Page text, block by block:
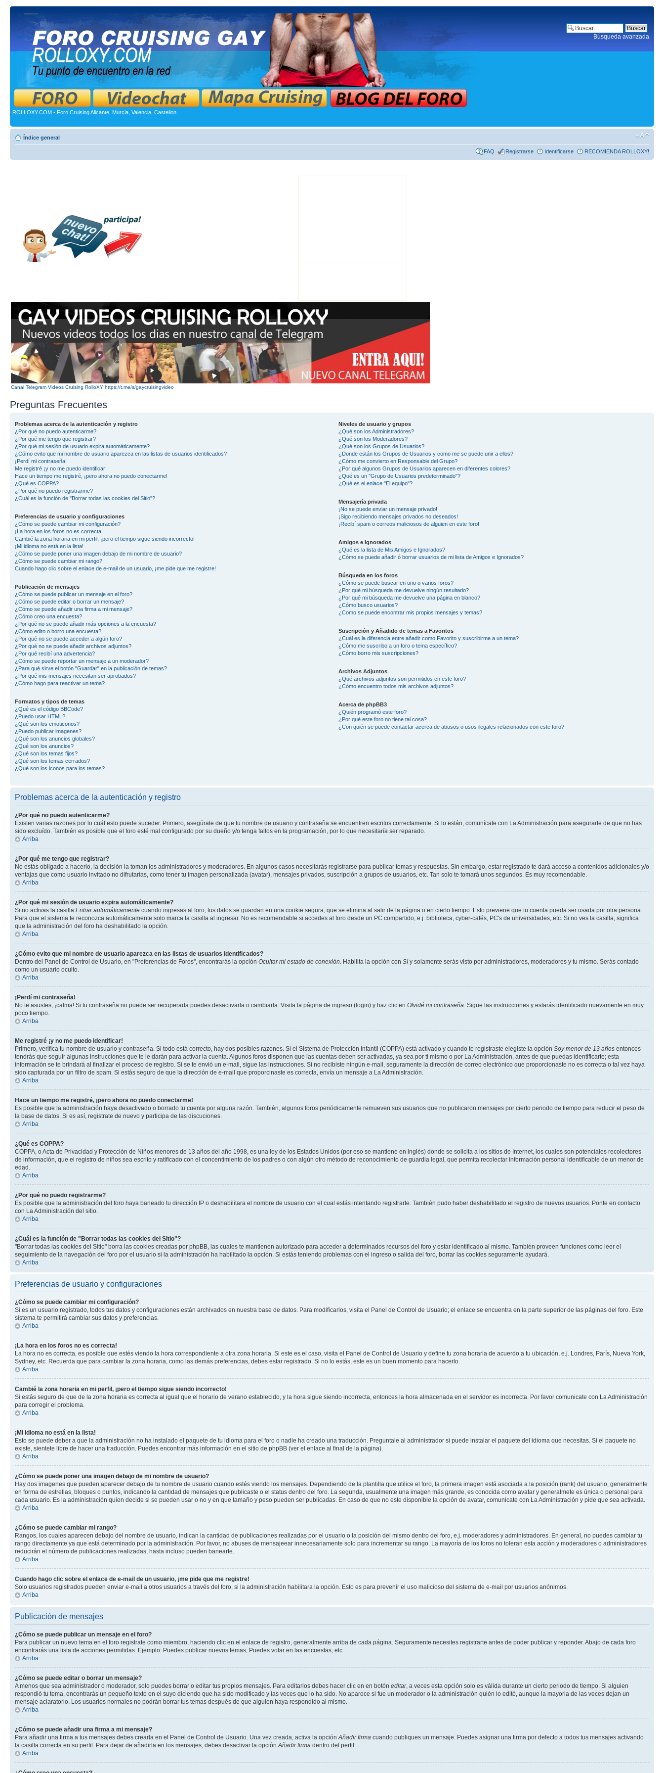
ROLLOXY.COM - Foro Cruising Alicante, Murcia, Valencia, Castellon...
Búsqueda avanzada
Índice general
FAQ Registrarse Identificarse RECOMIENDA ROLLOXY!
Canal Telegram Videos Cruising RolloXY https://t.me/s/gaycruisingvideo
Preguntas Frecuentes
Problemas acerca de la autenticación y registro
¿Por qué no puedo autenticarme?
¿Por qué me tengo que registrar?
¿Por qué mi sesión de usuario expira automáticamente?
¿Cómo evito que mi nombre de usuario aparezca en las listas de usuarios identificados?
¡Perdí mi contraseña!
Me registré ¡y no me puedo identificar!
Hace un tiempo me registré, ¡pero ahora no puedo conectarme!
¿Qué es COPPA?
¿Por qué no puedo registrarme?
¿Cuál es la función de "Borrar todas las cookies del Sitio"?
Preferencias de usuario y configuraciones
¿Cómo se puede cambiar mi configuración?
¡La hora en los foros no es correcta!
Cambié la zona horaria en mi perfil, ¡pero el tiempo sigue siendo incorrecto!
¡Mi idioma no está en la lista!
¿Cómo se puede poner una imagen debajo de mi nombre de usuario?
¿Cómo se puede cambiar mi rango?
Cuando hago clic sobre el enlace de e-mail de un usuario, ¡me pide que me registre!
Publicación de mensajes
¿Cómo se puede publicar un mensaje en el foro?
¿Cómo se puede editar o borrar un mensaje?
¿Cómo se puede añadir una firma a mi mensaje?
¿Cómo creo una encuesta?
¿Por qué no se puede añadir más opciones a la encuesta?
¿Cómo edito o borro una encuesta?
¿Por qué no se puede acceder a algún foro?
¿Por qué no se puede añadir archivos adjuntos?
¿Por qué recibí una advertencia?
¿Cómo se puede reportar un mensaje a un moderador?
¿Para qué sirve el botón "Guardar" en la publicación de temas?
¿Por qué mis mensajes necesitan ser aprobados?
¿Cómo hago para reactivar un tema?
Formatos y tipos de temas
¿Qué es el código BBCode?
¿Puedo usar HTML?
¿Qué son los emoticonos?
¿Puedo publicar imagenes?
¿Qué son los anuncios globales?
¿Qué son los anuncios?
¿Qué son los temas fijos?
¿Qué son los temas cerrados?
¿Qué son los iconos para los temas?
Niveles de usuario y grupos
¿Qué son los Administradores?
¿Qué son los Moderadores?
¿Qué son los Grupos de Usuarios?
¿Donde están los Grupos de Usuarios y como me se puede unir a ellos?
¿Cómo me convierto en Responsable del Grupo?
¿Por qué algunos Grupos de Usuarios aparecen en diferentes colores?
¿Qué es un "Grupo de Usuarios predeterminado"?
¿Qué es el enlace "El equipo"?
Mensajería privada
¡No se puede enviar un mensaje privado!
¡Sigo recibiendo mensajes privados no deseados!
¡Recibí spam o correos maliciosos de alguien en este foro!
Amigos e Ignorados
¿Qué es la lista de Mis Amigos e Ignorados?
¿Cómo se puede añadir ó borrar usuarios de mi lista de Amigos e Ignorados?
Búsqueda en los foros
¿Cómo se puede buscar en uno o varios foros?
¿Por qué mi búsqueda me devuelve ningún resultado?
¿Por qué mi búsqueda me devuelve una página en blanco?
¿Cómo busco usuarios?
¿Como se puede encontrar mis propios mensajes y temas?
Suscripción y Añadido de temas a Favoritos
¿Cuál es la diferencia entre añadir como Favorito y suscribirme a un tema?
¿Cómo me suscribo a un foro o tema específico?
¿Cómo borro mis suscripciones?
Archivos Adjuntos
¿Qué archivos adjuntos son permitidos en este foro?
¿Cómo encuentro todos mis archivos adjuntos?
Acerca de phpBB3
¿Quién programó este foro?
¿Por qué este foro no tiene tal cosa?
¿Con quién se puede contactar acerca de abusos o usos ilegales relacionados con este foro?
Problemas acerca de la autenticación y registro
¿Por qué no puedo autenticarme?
Existen varias razones por lo cuál esto puede suceder. Primero, asegúrate de que tu nombre de usuario y contraseña se encuentren escritos correctamente. Si lo están, comunícate con La Administración para asegurarte de que no has
sido excluído. También es posible que el foro esté mal configurado por su dueño y/o tenga fallos en la programación, por lo que necesitaría ser reparado.
Arriba
¿Por qué me tengo que registrar?
No estás obligado a hacerlo, la decisión la toman los administradores y moderadores. En algunos casos necesitarás registrarse para publicar temas y respuestas. Sin embargo, estar registrado te dará acceso a contenidos adicionales y/o
ventajas que como usuario invitado no difrutarías, como tener tu imagen personalizada (avatar), mensajes privados, suscripción a grupos de usuarios, etc. Tan solo te tomará unos segundos. Es muy recomendable.
Arriba
¿Por qué mi sesión de usuario expira automáticamente?
Si no activas la casilla Entrar automáticamente cuando ingresas al foro, tus datos se guardan en una cookie segura, que se elimina al salir de la página o en cierto tiempo. Esto previene que tu cuenta pueda ser usada por otra persona.
Para que el sistema te reconozca automáticamente solo marca la casilla al ingresar. No es recomendable si accedes al foro desde un PC compartido, e.j. biblioteca, cyber-cafés, PC's de universidades, etc. Si no ves la casilla, significa
que la administración del foro ha deshabilitado la opción.
Arriba
¿Cómo evito que mi nombre de usuario aparezca en las listas de usuarios identificados?
Dentro del Panel de Control de Usuario, en "Preferencias de Foros", encontrarás la opción Ocultar mi estado de conexión . Habilita la opción con SI y solamente serás visto por administradores, moderadores y tu mismo. Serás contado
como un usuario oculto.
Arriba
¡Perdí mi contraseña!
No te asustes, ¡calma! Si tu contraseña no puede ser recuperada puedes desactivarla o cambiarla. Visita la página de ingreso (login) y haz clic en Olvidé mi contraseña . Sigue las instrucciones y estarás identificado nuevamente en muy
poco tiempo.
Arriba
Me registré ¡y no me puedo identificar!
Primero, verifica tu nombre de usuario y contraseña. Si todo está correcto, hay dos posibles razones. Si el Sistema de Protección Infantil (COPPA) está activado y cuando te registraste elegiste la opción Soy menor de 13 años entonces
tendrás que seguir algunas instrucciones que te le darán para activar la cuenta. Algunos foros disponen que las cuentas deben ser activadas, ya sea por ti mismo o por La Administración, antes de que puedas identificarte; esta
información se te brindará al finalizar el proceso de registro. Si se te envió un e-mail, sigue las instrucciones. Si no recibiste ningún e-mail, seguramente la dirección de correo electrónico que proporcionaste no es correcta o tal vez haya
sido capturada por un filtro de spam. Si estás seguro de que la dirección de e-mail que proporcinaste es correcta, envía un mensaje a La Administración.
Arriba
Hace un tiempo me registré, ¡pero ahora no puedo conectarme!
Es posible que la administración haya desactivado o borrado tu cuenta por alguna razón. También, algunos foros periódicamente remueven sus usuarios que no publicaron mensajes por cierto periodo de tiempo para reducir el peso de
la base de datos. Si es así, registrate de nuevo y participa de las discuciones.
Arriba
¿Qué es COPPA?
COPPA, o Acta de Privacidad y Protección de Niños menores de 13 años del año 1998, es una ley de los Estados Unidos (por eso se mantiene en inglés) donde se solicita a los sitios de Internet, los cuales son potenciales recolectores
de información, que el registro de niños sea escrito y ratificado con el concentimiento de los padres o con algún otro método de reconocimiento de guardia legal, que permita recolectar información personal identificable de un menor de
edad.
Arriba
¿Por qué no puedo registrarme?
Es posible que la administración del foro haya baneado tu dirección IP o deshabilitara el nombre de usuario con el cual estás intentando registrarte. También pudo haber deshabilitado el registro de nuevos usuarios. Ponte en contacto
con La Administración del sitio.
Arriba
¿Cuál es la función de "Borrar todas las cookies del Sitio"?
"Borrar todas las cookies del Sitio" borra las cookies creadas por phpBB, las cuales te mantienen autorizado para acceder a determinados recursos del foro y estar identificado al mismo. También proveen funciones como leer el
seguimiento de la navegación del foro por el usuario si la administración ha habilitado la opción. Si estás teniendo problemas con el ingreso o salida del foro, borrar las cookies seguramente ayudará.
Arriba
Preferencias de usuario y configuraciones
¿Cómo se puede cambiar mi configuración?
Si es un usuario registrado, todos tus datos y configuraciones están archivados en nuestra base de datos. Para modificarlos, visita el Panel de Control de Usuario; el enlace se encuentra en la parte superior de las páginas del foro. Este
sistema te permitirá cambiar sus datos y preferencias.
Arriba
¡La hora en los foros no es correcta!
La hora no es correcta, es posible que estés viendo la hora correspondiente a otra zona horaria. Si este es el caso, visita el Panel de Control de Usuario y define tu zona horaria de acuerdo a tu ubicación, e.j. Londres, París, Nueva York,
Sydney, etc. Recuerda que para cambiar la zona horaria, como las demás preferencias, debes estar registrado. Si no lo estás, este es un buen momento para hacerlo.
Arriba
Cambié la zona horaria en mi perfil, ¡pero el tiempo sigue siendo incorrecto!
Si estás seguro de que de la zona horaria es correcta al igual que el horario de verano establecido, y la hora sigue siendo incorrecta, entonces la hora almacenada en el servidor es incorrecta. Por favor comunicate con La Administración
para corregir el problema.
Arriba
¡Mi idioma no está en la lista!
Esto se puede deber a que la administración no ha instalado el paquete de tu idioma para el foro o nadie ha creado una traducción. Preguntale al administrador si puede instalar el paquete del idioma que necesitas. Si el paquete no
existe, sientete libre de hacer una traducción. Puedes encontrar más información en el sitio de phpBB (ver el enlace al final de la página).
Arriba
¿Cómo se puede poner una imagen debajo de mi nombre de usuario?
Hay dos imagenes que pueden aparecer debajo de tu nombre de usuario cuando estés viendo los mensajes. Dependiendo de la plantilla que utilice el foro, la primera imagen está asociada a la posición (rank) del usuario, generalmente
en forma de estrellas, bloques o puntos, indicando la cantidad de mensajes que publicaste o el status dentro del foro. La segunda, usualmente una imagen más grande, es conocida como avatar y generalmete es única o personal para
cada usuario. Es la administración quien decide si se pueden usar o no y en que tamaño y peso pueden ser publicadas. En caso de que no este disponible la opción de avatar, comunicate con La Administración y pide que sea activada.
Arriba
¿Cómo se puede cambiar mi rango?
Rangos, los cuales aparecen debajo del nombre de usuario, indican la cantidad de publicaciones realizadas por el usuario o la posición del mismo dentro del foro, e.j. moderadores y administradores. En general, no puedes cambiar tu
rango directamente ya que está determinado por la administración. Por favor, no abuses de mensajeear innecesariamente solo para incrementar su rango. La mayoría de los foros no toleran esta acción y moderadores o administradores
reducirán el número de publicaciones realizadas, hasta incluso pueden banearte.
Arriba
Cuando hago clic sobre el enlace de e-mail de un usuario, ¡me pide que me registre!
Solo usuarios registrados pueden enviar e-mail a otros usuarios a través del foro, si la administración habilitara la opción. Esto es para prevenir el uso malicioso del sistema de e-mail por usuarios anónimos.
Arriba
Publicación de mensajes
¿Cómo se puede publicar un mensaje en el foro?
Para publicar un nuevo tema en el foro registrate como miembro, haciendo clic en el enlace de registro, generalmente arriba de cada página. Seguramente necesites registrarte antes de poder publicar y reponder. Abajo de cada foro
encontrarás una lista de acciones permitidas. Ejemplo: Puedes publicar nuevos temas, Puedes votar en las encuestas, etc.
Arriba
¿Cómo se puede editar o borrar un mensaje?
A menos que sea administrador o moderador, solo puedes borrar o editar tus propios mensajes. Para editarlos debes hacer clic en en botón editar, a veces esta opción solo es válida durante un cierto periodo de tiempo. Si alguien
respondió tu tema, encontrarás un pequeño texto en el suyo diciendo que ha sido modificado y las veces que lo ha sido. No aparece si fue un moderador o la administración quién lo editó, aunque la mayoria de las veces dejan un
mensaje aclaratorio. Los usuarios normales no podrán borrar tus temas después de que alguien haya respondido al mismo.
Arriba
¿Cómo se puede añadir una firma a mi mensaje?
Para añadir una firma a tus mensajes debes crearla en el Panel de Control de Usuario. Una vez creada, activa la opción Añadir firma cuando publiques un mensaje. Puedes asignar una firma por defecto a todos tus mensajes activando
la casilla correcta en su perfil. Para dejar de añadirla en los mensajes, debes desactivar la opción Añadir firma dentro del perfil.
Arriba